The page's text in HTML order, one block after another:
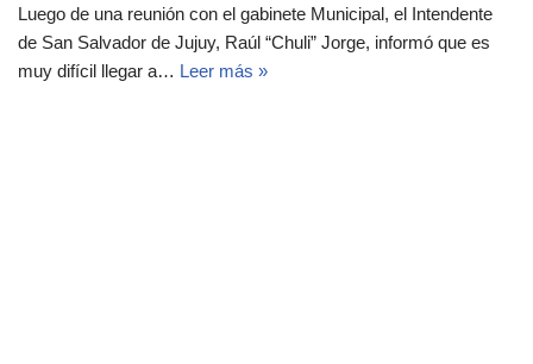
Luego de una reunión con el gabinete Municipal, el Intendente
de San Salvador de Jujuy, Raúl “Chuli” Jorge, informó que es
muy difícil llegar a… Leer más »